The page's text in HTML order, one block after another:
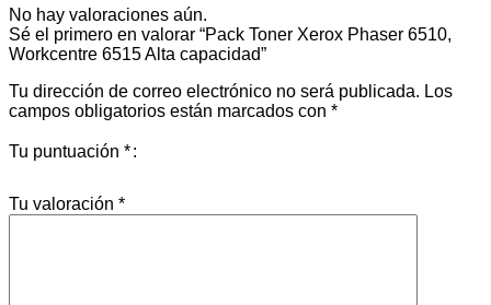
No hay valoraciones aún.
Sé el primero en valorar “Pack Toner Xerox Phaser 6510,
Workcentre 6515 Alta capacidad”
Tu dirección de correo electrónico no será publicada. Los
campos obligatorios están marcados con *
Tu puntuación *
Tu valoración *